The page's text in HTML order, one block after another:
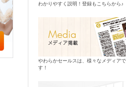
わかりやすく説明！登録もこちらから♪
やわらかセールスは、様々なメディア
す！